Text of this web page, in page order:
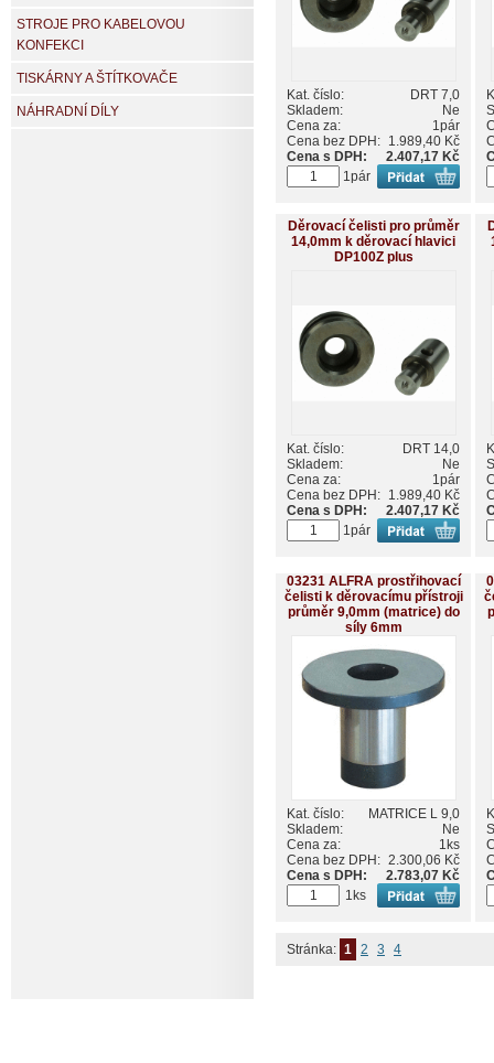
Kat. číslo:
DRT 7,0
Skladem:
Ne
Cena za:
1pár
Cena bez DPH: 1.989,40 Kč
Cena s DPH:
2.407,17 Kč
1pár
Děrovací čelisti pro průměr
14,0mm k děrovací hlavici
DP100Z plus
Kat. číslo:
DRT 14,0
Skladem:
Ne
Cena za:
1pár
Cena bez DPH: 1.989,40 Kč
Cena s DPH:
2.407,17 Kč
1pár
03231 ALFRA prostřihovací
čelisti k děrovacímu přístroji
průměr 9,0mm (matrice) do
síly 6mm
Kat. číslo:
MATRICE L 9,0
Skladem:
Ne
Cena za:
1ks
Cena bez DPH: 2.300,06 Kč
Cena s DPH:
2.783,07 Kč
1ks
Stránka: 1 2 3 4
STROJE PRO KABELOVOU
KONFEKCI
TISKÁRNY A ŠTÍTKOVAČE
NÁHRADNÍ DÍLY